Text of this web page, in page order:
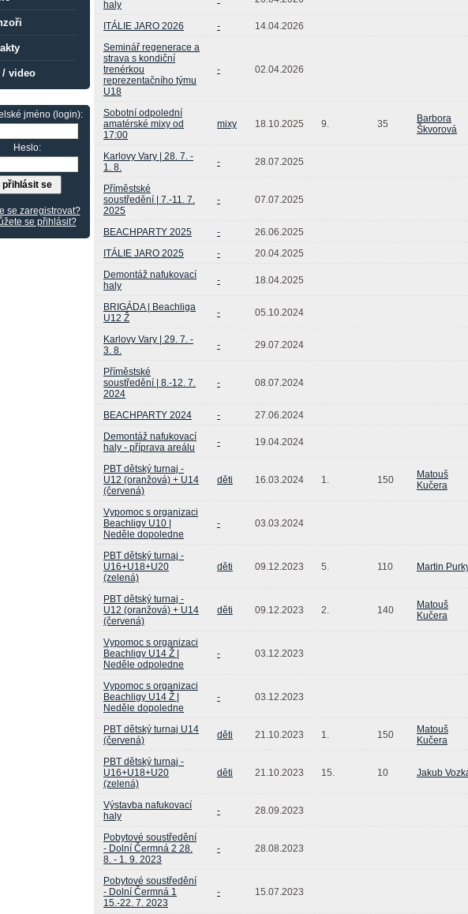
/ video
jméno (login):
Heslo:
se zaregistrovat?
se přihlásit?
haly
ITÁLIE JARO 2026 -
14.04.2026
Seminář regenerace a
strava s kondiční
trenérkou
reprezentačního týmu
U18
- 02.04.2026
Sobotní odpolední
amatérské mixy od
17:00
mixy 18.10.2025 9. 35
Barbora
Škvorová
Karlovy Vary | 28. 7. -
1. 8.
- 28.07.2025
Příměstské
soustředění | 7.-11. 7.
2025
- 07.07.2025
BEACHPARTY 2025 -
26.06.2025
ITÁLIE JARO 2025
-
20.04.2025
Demontáž nafukovací
haly
- 18.04.2025
BRIGÁDA | Beachliga
U12 Ž
- 05.10.2024
Karlovy Vary | 29. 7. -
3. 8.
- 29.07.2024
Příměstské
soustředění | 8.-12. 7.
2024
- 08.07.2024
BEACHPARTY 2024 -
27.06.2024
Demontáž nafukovací
haly - příprava areálu
- 19.04.2024
PBT dětský turnaj -
U12 (oranžová) + U14
(červená)
děti 16.03.2024 1. 150
Matouš
Kučera
Vypomoc s organizaci
Beachligy U10 |
Neděle dopoledne
- 03.03.2024
PBT dětský turnaj -
U16+U18+U20
(zelená)
děti 09.12.2023 5. 110 Martin
PBT dětský turnaj -
U12 (oranžová) + U14
(červená)
děti 09.12.2023 2. 140
Matouš
Kučera
Vypomoc s organizaci
Beachligy U14 Ž |
Neděle odpoledne
- 03.12.2023
Vypomoc s organizaci
Beachligy U14 Ž |
Neděle dopoledne
- 03.12.2023
PBT dětský turnaj U14
(červená)
děti 21.10.2023 1. 150
Matouš
Kučera
PBT dětský turnaj -
U16+U18+U20
(zelená)
děti 21.10.2023 15. 10 Jakub
Výstavba nafukovací
haly
- 28.09.2023
Pobytové soustředění
- Dolní Čermná 2 28.
8. - 1. 9. 2023
- 28.08.2023
Pobytové soustředění
- Dolní Čermná 1
15.-22. 7. 2023
- 15.07.2023